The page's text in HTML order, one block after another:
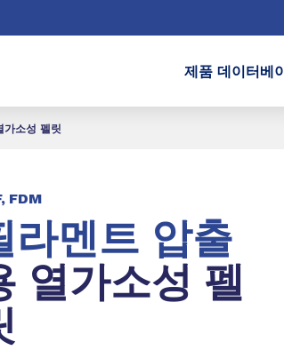
제품 데이터베
가소성 펠릿
FDM
라멘트 압출
열가소성 펠